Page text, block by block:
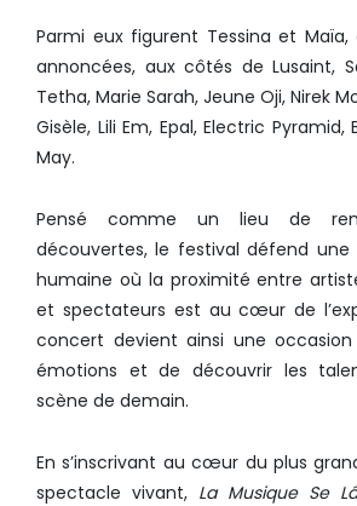
Parmi eux figurent Tessina et Maïa,
annoncées, aux côtés de Lusaint,
Tetha, Marie Sarah, Jeune Oji, Nirek
Gisèle, Lili Em, Epal, Electric
May.
Pensé comme un lieu de
découvertes, le festival défend
humaine où la proximité entre
et spectateurs est au cœur de
concert devient ainsi une
émotions et de découvrir les
scène de demain.
En s’inscrivant au cœur du plus
spectacle vivant, La Musique Se